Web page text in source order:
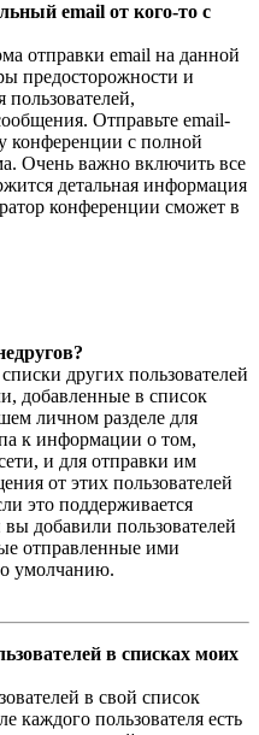
email от кого-то с
отправки email на данной
предосторожности и
Отправьте email-
конференции с полной
Очень важно включить все
детальная информация
конференции сможет в
других пользователей
добавленные в список
личном разделе для
к информации о том,
и для отправки им
от этих пользователей
это поддерживается
добавили пользователей
отправленные ими
умолчанию.
в списках моих
в свой список
каждого пользователя есть